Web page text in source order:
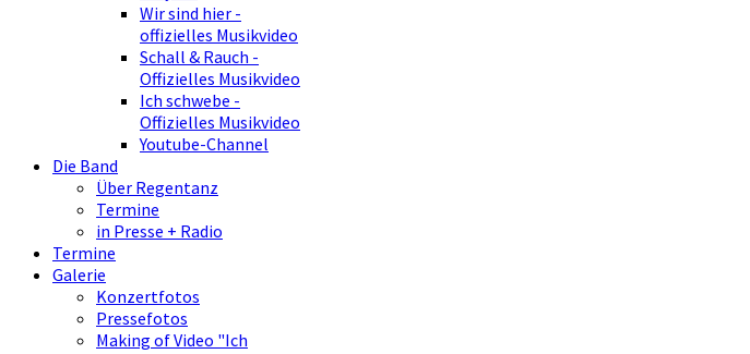
Wir sind hier -
offizielles Musikvideo
Schall & Rauch -
Offizielles Musikvideo
Ich schwebe -
Offizielles Musikvideo
Youtube-Channel
Die Band
Über Regentanz
Termine
in Presse + Radio
Termine
Galerie
Konzertfotos
Pressefotos
Making of Video "Ich